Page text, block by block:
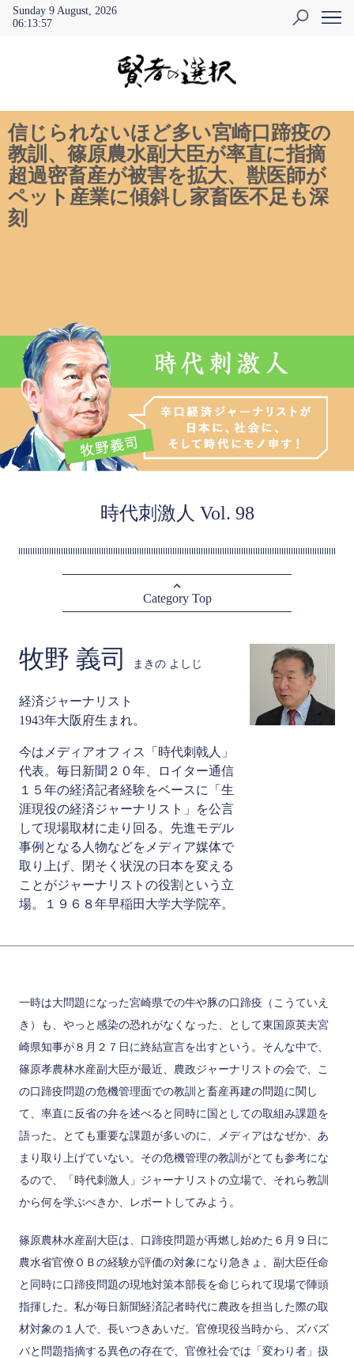
Sunday 9 August, 2026
06:13:57
信じられないほど多い宮崎口蹄疫の
教訓、篠原農水副大臣が率直に指摘
超過密畜産が被害を拡大、獣医師が
ペット産業に傾斜し家畜医不足も深
刻
時代刺激人 Vol. 98
Category Top
牧野 義司 まきの よしじ
経済ジャーナリスト
1943年大阪府生まれ。
今はメディアオフィス「時代刺戟人」
代表。毎日新聞２０年、ロイター通信
１５年の経済記者経験をベースに「生
涯現役の経済ジャーナリスト」を公言
して現場取材に走り回る。先進モデル
事例となる人物などをメディア媒体で
取り上げ、閉そく状況の日本を変える
ことがジャーナリストの役割という立
場。１９６８年早稲田大学大学院卒。
一時は大問題になった宮崎県での牛や豚の口蹄疫（こうていえ
き）も、やっと感染の恐れがなくなった、として東国原英夫宮
崎県知事が８月２７日に終結宣言を出すという。そんな中で、
篠原孝農林水産副大臣が最近、農政ジャーナリストの会で、こ
の口蹄疫問題の危機管理面での教訓と畜産再建の問題に関し
て、率直に反省の弁を述べると同時に国としての取組み課題を
語った。とても重要な課題が多いのに、メディアはなぜか、あ
まり取り上げていない。その危機管理の教訓がとても参考にな
るので、「時代刺激人」ジャーナリストの立場で、それら教訓
から何を学ぶべきか、レポートしてみよう。
篠原農林水産副大臣は、口蹄疫問題が再燃し始めた６月９日に
農水省官僚ＯＢの経験が評価の対象になり急きょ、副大臣任命
と同時に口蹄疫問題の現地対策本部長を命じられて現場で陣頭
指揮した。私が毎日新聞経済記者時代に農政を担当した際の取
材対象の１人で、長いつきあいだ。官僚現役当時から、ズバズ
バと問題指摘する異色の存在で、官僚社会では「変わり者」扱